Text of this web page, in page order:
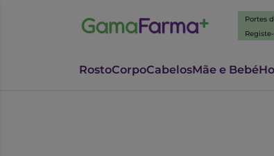
Portes
RostoCorpoCabelosMãe e Bebé